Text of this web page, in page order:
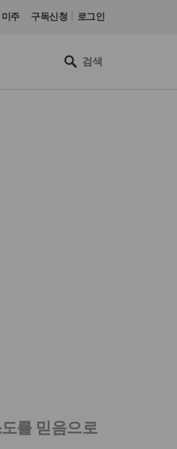
미주 구독신청 로그인
를 믿음으로